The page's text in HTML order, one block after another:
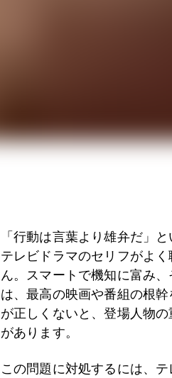
「行動は言葉より雄弁だ」
テレビドラマのセリフがよ
ん。スマートで機知に富み
は、最高の映画や番組の根
が正しくないと、登場人物
があります。
この問題に対処するには、